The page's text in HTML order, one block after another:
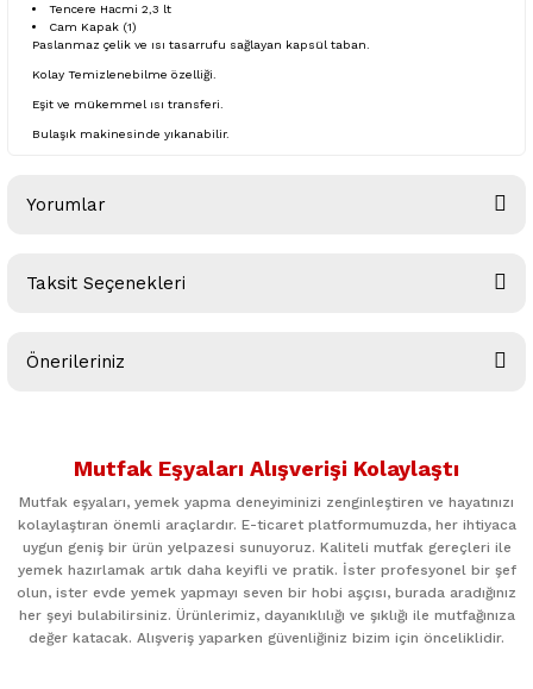
Tencere Hacmi 2,3 lt
Cam Kapak (1)
Paslanmaz çelik ve ısı tasarrufu sağlayan kapsül taban.
Kolay Temizlenebilme özelliği.
Eşit ve mükemmel ısı transferi.
Bulaşık makinesinde yıkanabilir.
Yorumlar
Taksit Seçenekleri
Önerileriniz
kullanarak tarafımıza iletebilirsiniz.
Ürün resmi kalitesiz, bozuk veya görüntülenemiyor.
Ürün bilgilerinde hatalar bulunuyor.
Ürün fiyatı diğer sitelerden daha pahalı.
Mutfak Eşyaları Alışverişi Kolaylaştı
Mutfak eşyaları, yemek yapma deneyiminizi zenginleştiren ve hayatınızı
kolaylaştıran önemli araçlardır. E-ticaret platformumuzda, her ihtiyaca
uygun geniş bir ürün yelpazesi sunuyoruz. Kaliteli mutfak gereçleri ile
yemek hazırlamak artık daha keyifli ve pratik. İster profesyonel bir şef
olun, ister evde yemek yapmayı seven bir hobi aşçısı, burada aradığınız
her şeyi bulabilirsiniz. Ürünlerimiz, dayanıklılığı ve şıklığı ile mutfağınıza
değer katacak. Alışveriş yaparken güvenliğiniz bizim için önceliklidir.